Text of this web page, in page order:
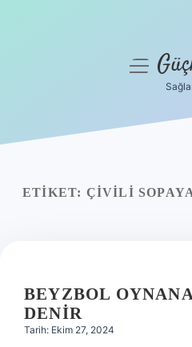
Yasal Uyarı
menüyü
ETIKET: ÇIVILI
BEYZBOL
DENIR
Tarih: Ekim 27, 2024